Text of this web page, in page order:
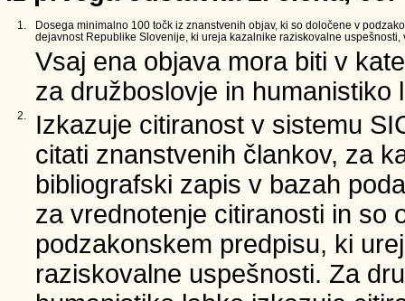
1.
Dosega minimalno 100 točk iz znanstvenih objav, ki so določene v
dejavnost Republike Slovenije, ki ureja kazalnike raziskovalne uspešnosti,
Vsaj ena objava mora biti v
za družboslovje in humanistiko
2.
Izkazuje citiranost v sistemu
citati znanstvenih člankov, za
bibliografski zapis v bazah
za vrednotenje citiranosti in so
podzakonskem predpisu, ki
raziskovalne uspešnosti. Za